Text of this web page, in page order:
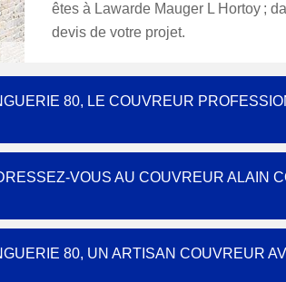
êtes à Lawarde Mauger L Hortoy ;
devis de votre projet.
80, LE COUVREUR
VOUS AU COUVREUR ALAIN
80, UN ARTISAN COUVREUR